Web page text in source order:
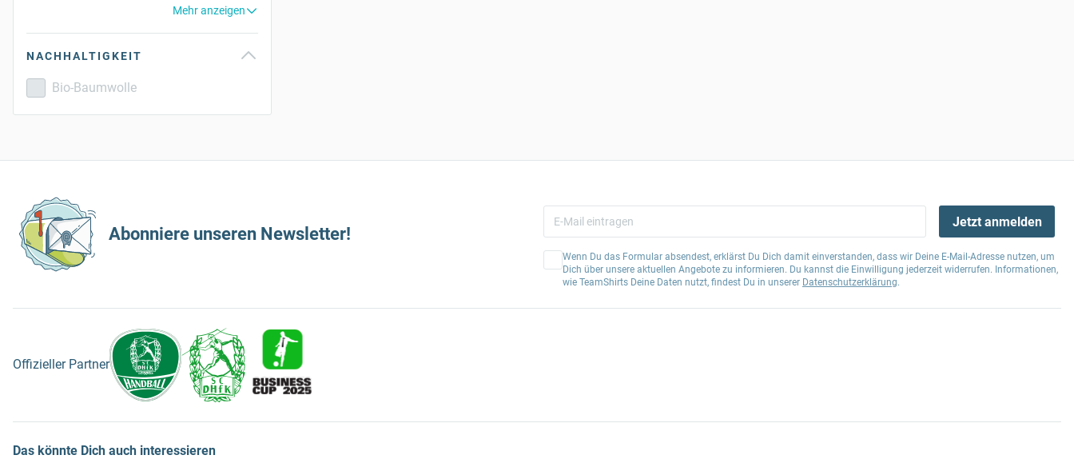
Mehr anzeigen
NACHHALTIGKEIT
Bio-Baumwolle
Abonniere unseren Newsletter!
Jetzt anmelden
Wenn Du das Formular absendest, erklärst Du Dich damit einverstanden, dass wir Deine E-Mail-Adresse nutzen, um
Dich über unsere aktuellen Angebote zu informieren. Du kannst die Einwilligung jederzeit widerrufen. Informationen,
wie TeamShirts Deine Daten nutzt, findest Du in unserer Datenschutzerklärung.
Offizieller Partner
Das könnte Dich auch interessieren